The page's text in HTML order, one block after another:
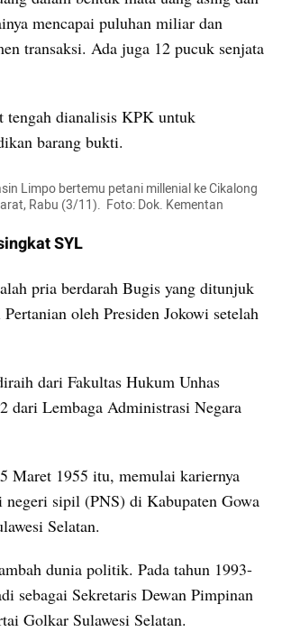
mencapai puluhan miliar dan
transaksi. Ada juga 12 pucuk senjata
tengah dianalisis KPK untuk
barang bukti.
Limpo bertemu petani millenial ke Cikalong
Rabu (3/11).  Foto: Dok. Kementan
SYL
pria berdarah Bugis yang ditunjuk
oleh Presiden Jokowi setelah
dari Fakultas Hukum Unhas
dari Lembaga Administrasi Negara
Maret 1955 itu, memulai kariernya
negeri sipil (PNS) di Kabupaten Gowa
Selatan.
dunia politik. Pada tahun 1993-
sebagai Sekretaris Dewan Pimpinan
Golkar Sulawesi Selatan.